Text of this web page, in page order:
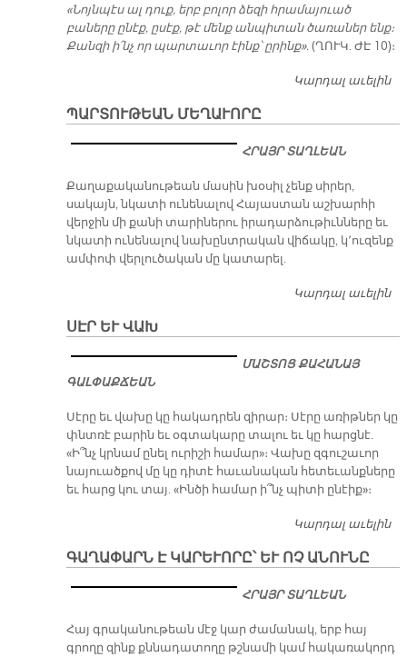
«Նոյնպէս ալ դուք, երբ բոլոր ձեզի հրամայուած
բաները ընէք, ըսէք, թէ մենք անպիտան ծառաներ ենք։
Քանզի ի՛նչ որ պարտաւոր էինք՝ ըրինք».(ՂՈՒԿ. ԺԷ 10)։
Կարդալ աւելին
ՊԱՐՏՈՒԹԵԱՆ ՄԵՂԱՒՈՐԸ
ՀՐԱՅՐ ՏԱՂԼԵԱՆ
Քաղաքականութեան մասին խօսիլ չենք սիրեր,
սակայն, նկատի ունենալով Հայաստան աշխարհի
վերջին մի քանի տարիներու իրադարձութիւնները եւ
նկատի ունենալով նախընտրական վիճակը, կ՚ուզենք
ամփոփ վերլուծական մը կատարել.
Կարդալ աւելին
ՍԷՐ ԵՒ ՎԱԽ
ՄԱՇՏՈՑ ՔԱՀԱՆԱՅ
ԳԱԼՓԱՔՃԵԱՆ
Սէրը եւ վախը կը հակադրեն զիրար։ Սէրը առիթներ կը
փնտռէ բարին եւ օգտակարը տալու եւ կը հարցնէ.
«Ի՞նչ կրնամ ընել ուրիշի համար»։ Վախը զգուշաւոր
նայուածքով մը կը դիտէ հաւանական հետեւանքները
եւ հարց կու տայ. «Ինծի համար ի՞նչ պիտի ընէիք»։
Կարդալ աւելին
ԳԱՂԱՓԱՐՆ Է ԿԱՐԵՒՈՐԸ՝ ԵՒ ՈՉ ԱՆՈՒՆԸ
ՀՐԱՅՐ ՏԱՂԼԵԱՆ
Հայ գրականութեան մէջ կար ժամանակ, երբ հայ
գրողը զինք քննադատողը թշնամի կամ հակառակորդ